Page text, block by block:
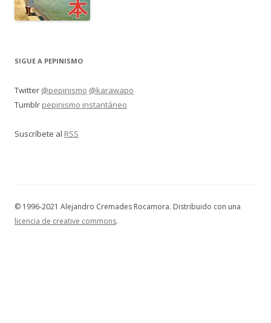
SIGUE A PEPINISMO
Twitter @pepinismo @karawapo
Tumblr pepinismo instantáneo
Suscríbete al RSS
© 1996-2021 Alejandro Cremades Rocamora. Distribuido con una
licencia de creative commons.